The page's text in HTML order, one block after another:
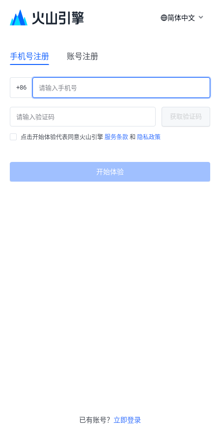
简体中文
手机号注册 账号注册
+86
获取验证码
点击开始体验代表同意火山引擎 服务条款 和 隐私政策
开始体验
已有账号？ 立即登录